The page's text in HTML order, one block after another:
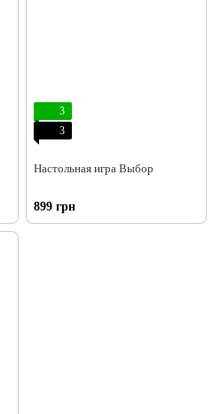
3
3
Настольная игра Выбор
899 грн